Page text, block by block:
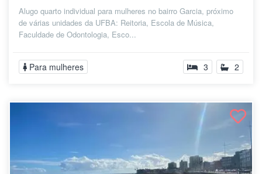
Alugo quarto individual para mulheres no bairro Garcia, próximo
de várias unidades da UFBA: Reitoria, Escola de Música,
Faculdade de Odontologia, Esco...
Para mulheres 3 2